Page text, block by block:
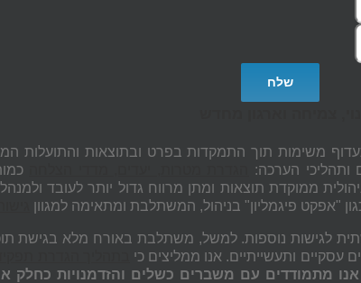
משימות תוך התמקדות בפרט ובתוצאות והתועלות
ותהליכי הערכה:
ממוקדת תוצאות ומתן מרווח גדול יותר לעובד
"אפקט פיגמליון" בניהול, המשתלבת ומתאימה למגוון
לגישות נוספות. למשל, משתלבת באורח מלא בגישת
עסקיים ותעשייתיים. אנו ממליצים כי
מתמודדים עם משברים כשלים והזדמנויות כחלק